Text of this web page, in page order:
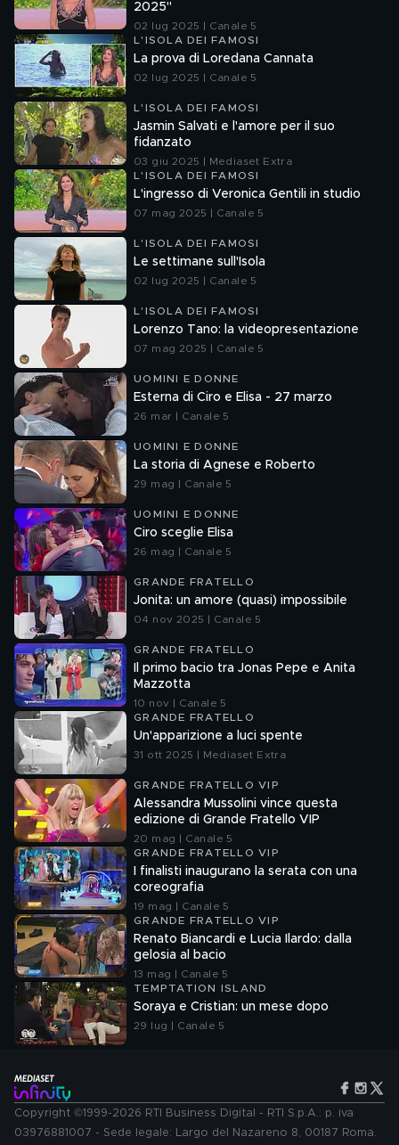
2025"
02 lug 2025 | Canale 5
L'ISOLA DEI FAMOSI
La prova di Loredana Cannata
02 lug 2025 | Canale 5
L'ISOLA DEI FAMOSI
Jasmin Salvati e l'amore per il suo
fidanzato
03 giu 2025 | Mediaset Extra
L'ISOLA DEI FAMOSI
L'ingresso di Veronica Gentili in studio
07 mag 2025 | Canale 5
L'ISOLA DEI FAMOSI
Le settimane sull'Isola
02 lug 2025 | Canale 5
L'ISOLA DEI FAMOSI
Lorenzo Tano: la videopresentazione
07 mag 2025 | Canale 5
UOMINI E DONNE
Esterna di Ciro e Elisa - 27 marzo
26 mar | Canale 5
UOMINI E DONNE
La storia di Agnese e Roberto
29 mag | Canale 5
UOMINI E DONNE
Ciro sceglie Elisa
26 mag | Canale 5
GRANDE FRATELLO
Jonita: un amore (quasi) impossibile
04 nov 2025 | Canale 5
GRANDE FRATELLO
Il primo bacio tra Jonas Pepe e Anita
Mazzotta
10 nov | Canale 5
GRANDE FRATELLO
Un'apparizione a luci spente
31 ott 2025 | Mediaset Extra
GRANDE FRATELLO VIP
Alessandra Mussolini vince questa
edizione di Grande Fratello VIP
20 mag | Canale 5
GRANDE FRATELLO VIP
I finalisti inaugurano la serata con una
coreografia
19 mag | Canale 5
GRANDE FRATELLO VIP
Renato Biancardi e Lucia Ilardo: dalla
gelosia al bacio
13 mag | Canale 5
TEMPTATION ISLAND
Soraya e Cristian: un mese dopo
29 lug | Canale 5
Copyright ©1999-2026 RTI Business Digital - RTI S.p.A.: p. iva
03976881007 - Sede legale: Largo del Nazareno 8, 00187 Roma.